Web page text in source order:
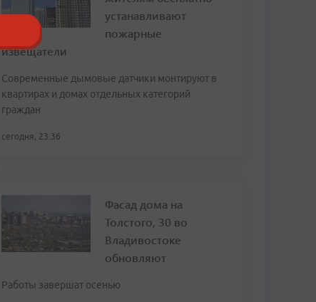
устанавливают
пожарные
извещатели
Современные дымовые датчики монтируют в
квартирах и домах отдельных категорий
граждан
сегодня, 23:36
Фасад дома на
Толстого, 30 во
Владивостоке
обновляют
Работы завершат осенью